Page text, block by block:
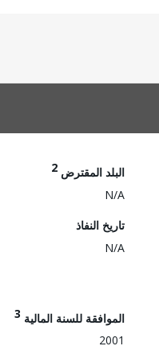
البلد المقترض 2
N/A
تاريخ النفاذ
N/A
الموافقة للسنة المالية 3
2001